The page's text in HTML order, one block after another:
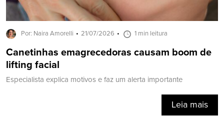
Por: Naira Amorelli 21/07/2026 1 min leitura
Canetinhas emagrecedoras causam boom de
lifting facial
Especialista explica motivos e faz um alerta importante
Leia mais